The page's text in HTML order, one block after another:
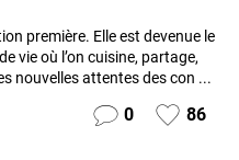
première. Elle est devenue le
vie où l’on cuisine, partage,
nouvelles attentes des con ...
0 86